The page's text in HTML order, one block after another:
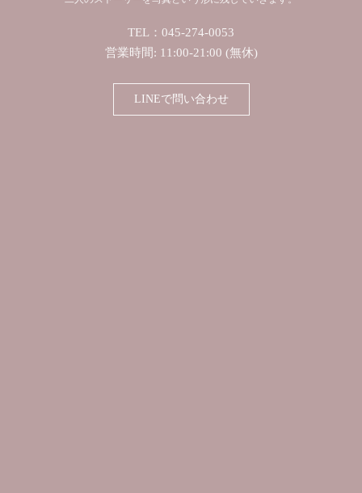
TEL：045-274-0053
営業時間: 11:00-21:00 (無休)
LINEで問い合わせ